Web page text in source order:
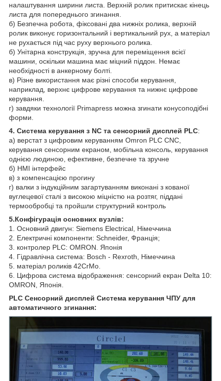
налаштування ширини листа. Верхній ролик притискає кінець
листа для попереднього згинання.
б) Безпечна робота, фіксовані два нижніх ролика, верхній
ролик виконує горизонтальний і вертикальний рух, а матеріал
не рухається під час руху верхнього ролика.
б) Унітарна конструкція, зручна для переміщення всієї
машини, оскільки машина має міцний піддон. Немає
необхідності в анкерному болті.
в) Різне використання має різні способи керування,
наприклад, верхнє цифрове керування та нижнє цифрове
керування.
г) завдяки технології Primapress можна згинати конусоподібні
форми.
4. Система керування з NC та сенсорний дисплей PLC:
а) верстат з цифровим керуванням Omron PLC CNC,
керування сенсорним екраном, мобільна консоль, керування
однією людиною, ефективне, безпечне та зручне
б) HMI інтерфейс
в) з компенсацією прогину
г) валки з індукційним загартуванням виконані з кованої
вуглецевої сталі з високою міцністю на розтяг, піддані
термообробці та пройшли структурний контроль
5.Конфігурація основних вузлів:
1. Основний двигун: Siemens Electrical, Німеччина
2. Електричні компоненти: Schneider, Франція;
3. контролер PLC: OMRON. Японія
4. Гідравлічна система: Bosch - Rexroth, Німеччина
5. матеріал роликів 42CrMo.
6. Цифрова система відображення: сенсорний екран Delta 10:
OMRON, Японія.
PLC Сенсорний дисплей Система керування ЧПУ для
автоматичного згинання: